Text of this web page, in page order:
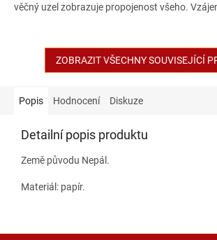
věčný uzel zobrazuje propojenost všeho.
ZOBRAZIT VŠECHNY SOUVISEJÍCÍ
Popis Hodnocení Diskuze
Detailní popis produktu
Země původu Nepál.
Materiál: papír.